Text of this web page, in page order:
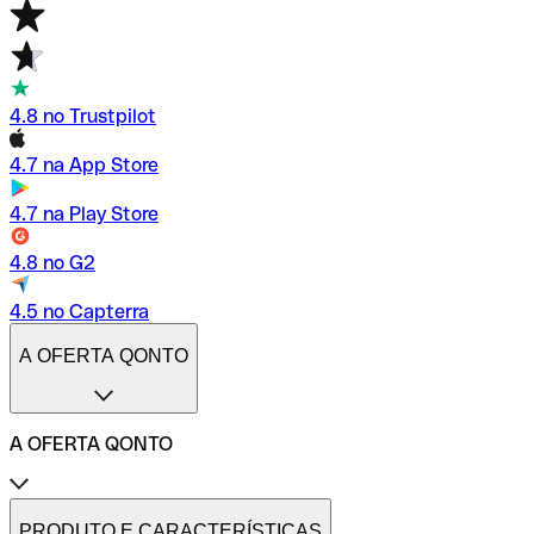
4.8 no Trustpilot
4.7 na App Store
4.7 na Play Store
4.8 no G2
4.5 no Capterra
A OFERTA QONTO
A OFERTA QONTO
Tarifas